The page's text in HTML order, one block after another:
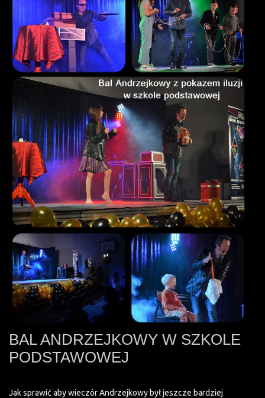
BAL ANDRZEJKOWY W SZKOLE
PODSTAWOWEJ
Jak sprawić aby wieczór Andrzejkowy był jeszcze bardziej